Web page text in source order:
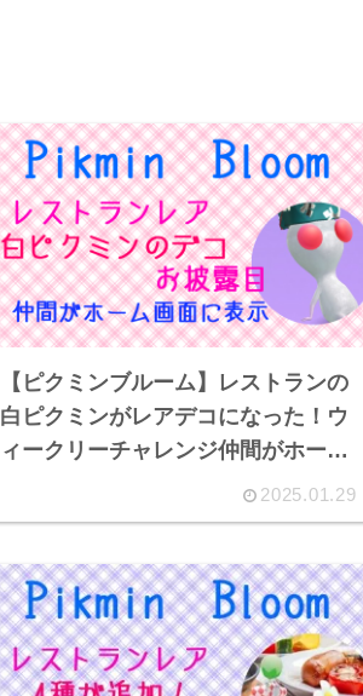
【ピクミンブルーム】レストランの
白ピクミンがレアデコになった！ウ
ィークリーチャレンジ仲間がホーム
2025.01.29